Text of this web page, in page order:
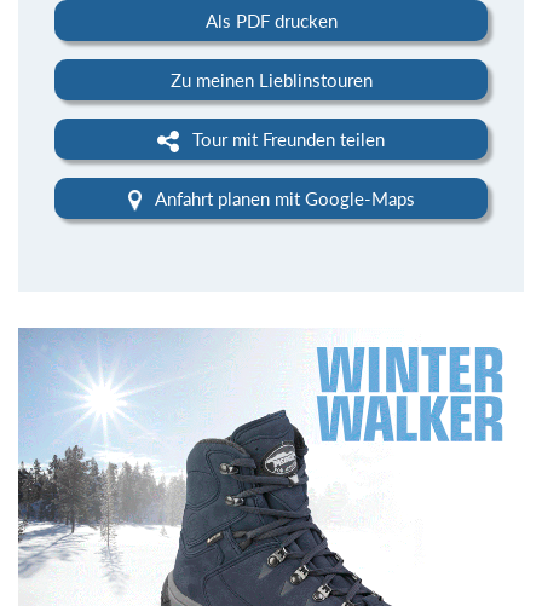
Als PDF drucken
Zu meinen Lieblinstouren
Tour mit Freunden teilen
Anfahrt planen mit Google-Maps